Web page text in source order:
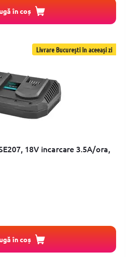
în coș
Livrare București în aceeași zi
18V incarcare 3.5A/ora,
în coș